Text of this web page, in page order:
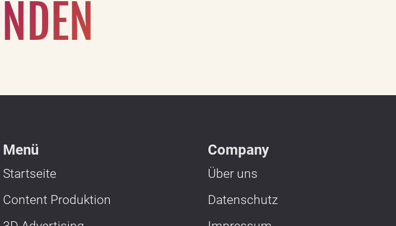
Menü
Startseite
Content Produktion
Company
Über uns
Datenschutz